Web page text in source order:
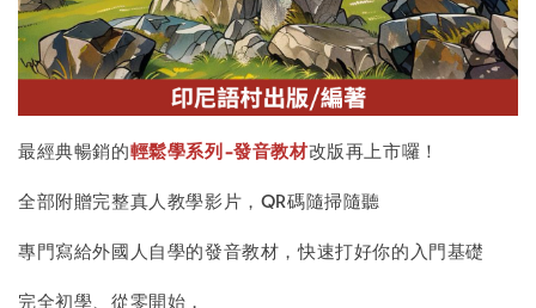
最經典暢銷的輕鬆學系列-發音教材改版再上市囉！
全部附贈完整真人教學影片，QR碼隨掃隨聽
專門寫給外國人自學的發音教材，快速打好你的入門基礎
完全初學、從零開始，